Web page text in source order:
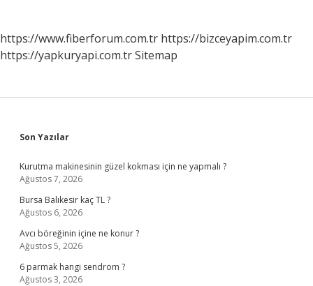
https://www.fiberforum.com.tr https://bizceyapim.com.tr
https://yapkuryapi.com.trSitemap
Sidebar
Son Yazılar
Kurutma makinesinin güzel kokması için ne yapmalı ?
Ağustos 7, 2026
Bursa Balıkesir kaç TL ?
Ağustos 6, 2026
Avcı böreğinin içine ne konur ?
Ağustos 5, 2026
6 parmak hangi sendrom ?
Ağustos 3, 2026